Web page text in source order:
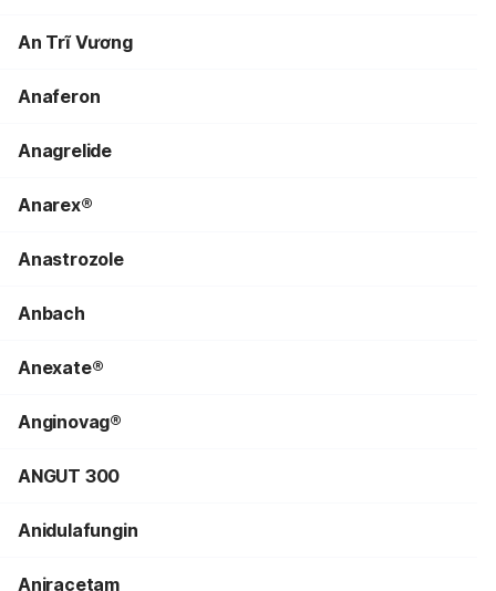
An Trĩ Vương
Anaferon
Anagrelide
Anarex®
Anastrozole
Anbach
Anexate®
Anginovag®
ANGUT 300
Anidulafungin
Aniracetam